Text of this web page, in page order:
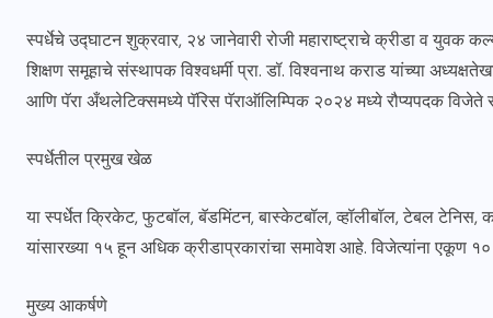
स्पर्धेचे उद्घाटन शुक्रवार, २४ जानेवारी रोजी महाराष्ट्राचे क्रीडा व युवक
शिक्षण समूहाचे संस्थापक विश्वधर्मी प्रा. डॉ. विश्वनाथ कराड यांच्या
आणि पॅरा अँथलेटिक्समध्ये पॅरिस पॅराऑलिम्पिक २०२४ मध्ये रौप्यपदक विजेते
स्पर्धेतील प्रमुख खेळ
या स्पर्धेत क्रिकेट, फुटबॉल, बॅडमिंटन, बास्केटबॉल, व्हॉलीबॉल, टेबल टेनिस,
यांसारख्या १५ हून अधिक क्रीडाप्रकारांचा समावेश आहे. विजेत्यांना एकूण
मुख्य आकर्षणे